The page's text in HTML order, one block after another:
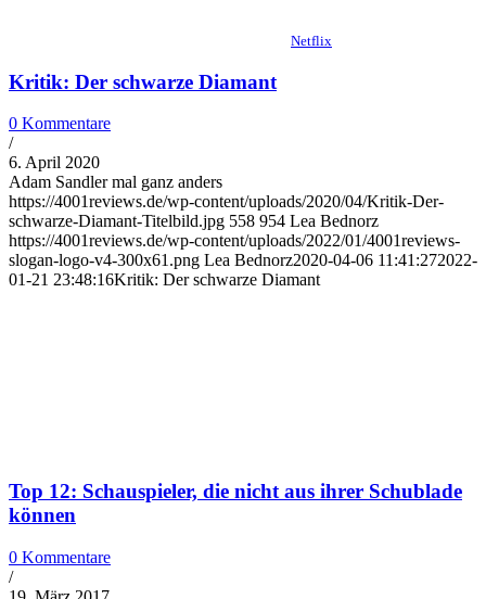
Netflix
Kritik: Der schwarze Diamant
0 Kommentare
/
6. April 2020
Adam Sandler mal ganz anders
https://4001reviews.de/wp-content/uploads/2020/04/Kritik-Der-
schwarze-Diamant-Titelbild.jpg 558 954 Lea Bednorz
https://4001reviews.de/wp-content/uploads/2022/01/4001reviews-
slogan-logo-v4-300x61.png Lea Bednorz2020-04-06 11:41:272022-
01-21 23:48:16Kritik: Der schwarze Diamant
Top 12: Schauspieler, die nicht aus ihrer Schublade
können
0 Kommentare
/